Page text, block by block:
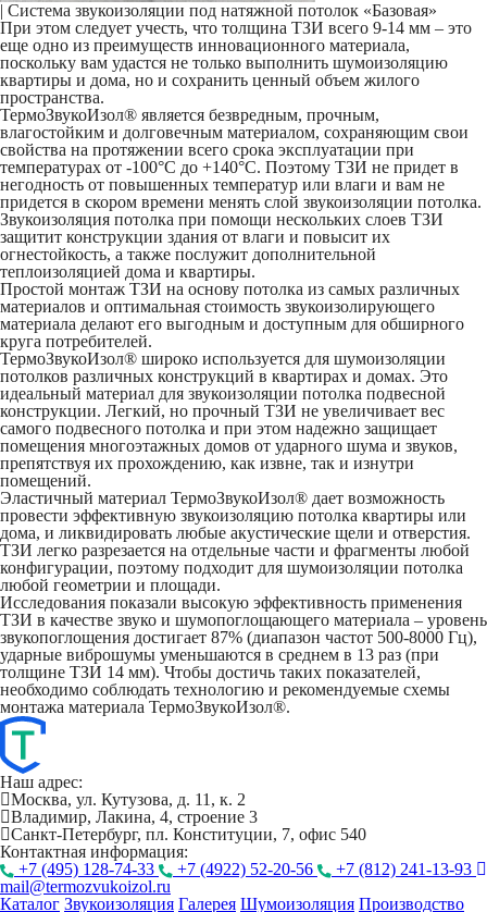
| Система звукоизоляции под натяжной потолок «Базовая»
При этом следует учесть, что толщина ТЗИ всего 9-14 мм – это
еще одно из преимуществ инновационного материала,
поскольку вам удастся не только выполнить шумоизоляцию
квартиры и дома, но и сохранить ценный объем жилого
пространства.
ТермоЗвукоИзол® является безвредным, прочным,
влагостойким и долговечным материалом, сохраняющим свои
свойства на протяжении всего срока эксплуатации при
температурах от -100°С до +140°С. Поэтому ТЗИ не придет в
негодность от повышенных температур или влаги и вам не
придется в скором времени менять слой звукоизоляции потолка.
Звукоизоляция потолка при помощи нескольких слоев ТЗИ
защитит конструкции здания от влаги и повысит их
огнестойкость, а также послужит дополнительной
теплоизоляцией дома и квартиры.
Простой монтаж ТЗИ на основу потолка из самых различных
материалов и оптимальная стоимость звукоизолирующего
материала делают его выгодным и доступным для обширного
круга потребителей.
ТермоЗвукоИзол® широко используется для шумоизоляции
потолков различных конструкций в квартирах и домах. Это
идеальный материал для звукоизоляции потолка подвесной
конструкции. Легкий, но прочный ТЗИ не увеличивает вес
самого подвесного потолка и при этом надежно защищает
помещения многоэтажных домов от ударного шума и звуков,
препятствуя их прохождению, как извне, так и изнутри
помещений.
Эластичный материал ТермоЗвукоИзол® дает возможность
провести эффективную звукоизоляцию потолка квартиры или
дома, и ликвидировать любые акустические щели и отверстия.
ТЗИ легко разрезается на отдельные части и фрагменты любой
конфигурации, поэтому подходит для шумоизоляции потолка
любой геометрии и площади.
Исследования показали высокую эффективность применения
ТЗИ в качестве звуко и шумопоглощающего материала – уровень
звукопоглощения достигает 87% (диапазон частот 500-8000 Гц),
ударные виброшумы уменьшаются в среднем в 13 раз (при
толщине ТЗИ 14 мм). Чтобы достичь таких показателей,
необходимо соблюдать технологию и рекомендуемые схемы
монтажа материала ТермоЗвукоИзол®.
Наш адрес:
Москва, ул. Кутузова, д. 11, к. 2
Владимир, Лакина, 4, строение 3
Санкт-Петербург, пл. Конституции, 7, офис 540
Контактная информация:
+7 (495) 128-74-33
+7 (4922) 52-20-56
+7 (812) 241-13-93
mail@termozvukoizol.ru
Каталог Звукоизоляция Галерея Шумоизоляция Производство